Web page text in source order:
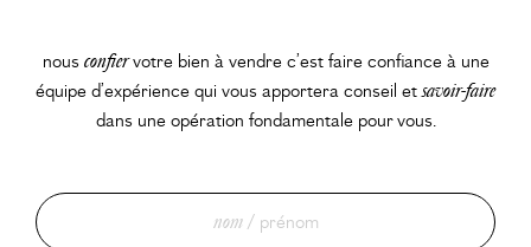
nous confiervotre bien à vendre c’est faire confiance à une
équipe d’expérience qui vous apportera conseil etsavoir-faire
dans une opération fondamentale pour vous.
nom/ prénom